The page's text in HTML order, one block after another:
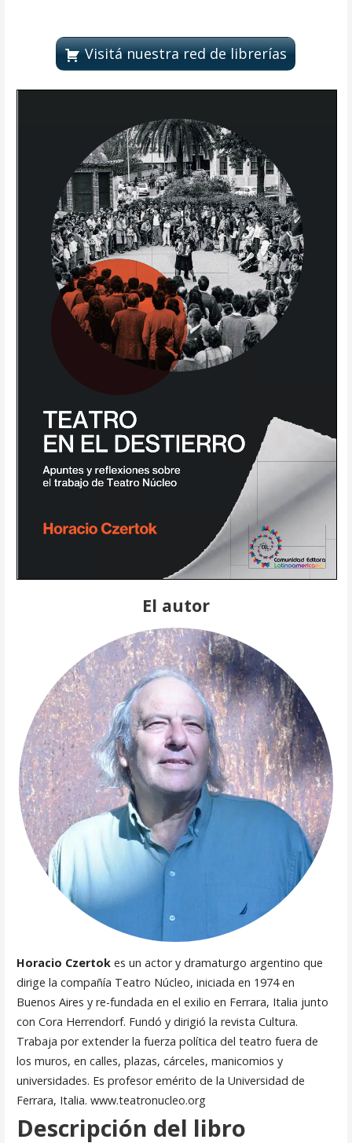
Visitá nuestra red de librerías
El autor
Horacio Czertokes un actor y dramaturgo argentino que
dirige la compañía Teatro Núcleo, iniciada en 1974 en
Buenos Aires y re-fundada en el exilio en Ferrara, Italia junto
con Cora Herrendorf. Fundó y dirigió la revista Cultura.
Trabaja por extender la fuerza política del teatro fuera de
los muros, en calles, plazas, cárceles, manicomios y
universidades. Es profesor emérito de la Universidad de
Ferrara, Italia. www.teatronucleo.org
Descripción del libro